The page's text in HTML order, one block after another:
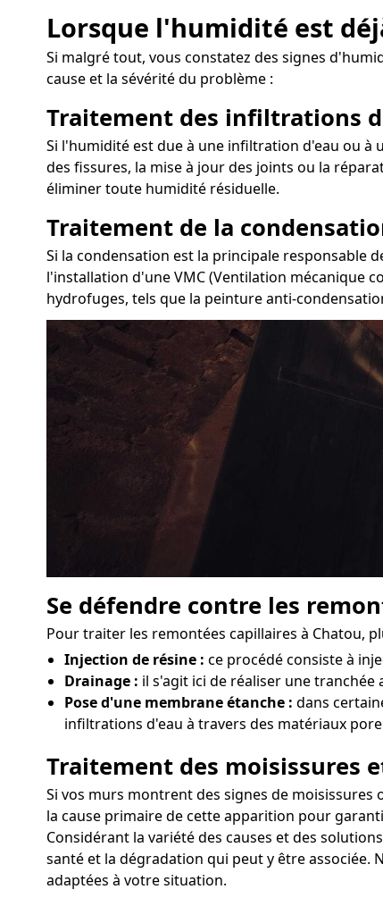
Lorsque l'humidité est
Si malgré tout, vous constatez des signes
cause et la sévérité du problème :
Traitement des infiltrations
Si l'humidité est due à une infiltration d'eau ou à
des fissures, la mise à jour des joints ou la
éliminer toute humidité résiduelle.
Traitement de la
Si la condensation est la principale responsable
l'installation d'une VMC (Ventilation mécanique
hydrofuges, tels que la peinture anti-
Se défendre contre les
Pour traiter les remontées capillaires à Chatou,
Injection de résine : ce procédé consiste à
Drainage : il s'agit ici de réaliser une
Pose d'une membrane étanche : dans
infiltrations d'eau à travers des matériaux
Traitement des moisissures
Si vos murs montrent des signes de
la cause primaire de cette apparition pour
Considérant la variété des causes et des
santé et la dégradation qui peut y être
adaptées à votre situation.